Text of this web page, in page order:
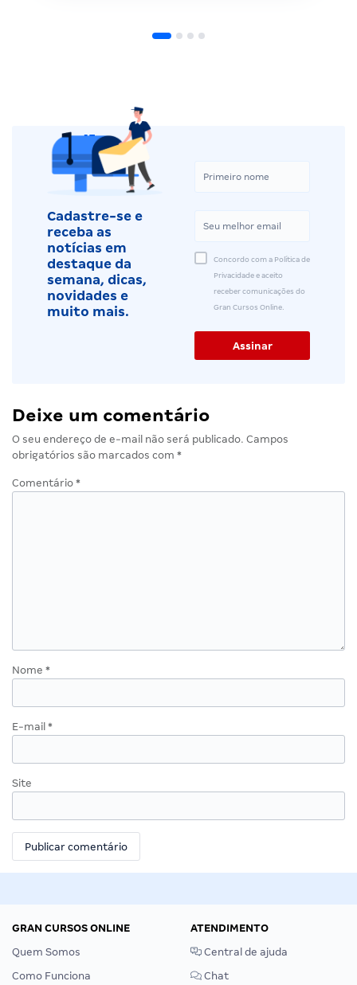
Cadastre-se e
receba as
notícias em
destaque da
semana, dicas,
novidades e
muito mais.
Concordo com a Política de
Privacidade e aceito
receber comunicações do
Gran Cursos Online.
Deixe um comentário
O seu endereço de e-mail não será publicado. Campos
obrigatórios são marcados com *
Comentário *
Nome *
E-mail *
Site
GRAN CURSOS ONLINE
Quem Somos
Como Funciona
ATENDIMENTO
Central de ajuda
Chat